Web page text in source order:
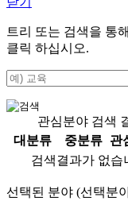
트리 또는 검색을 통
클릭 하십시오.
관심분야 검색
대분류
중분류
관
검색결과가 없습
선택된 분야 (선택분